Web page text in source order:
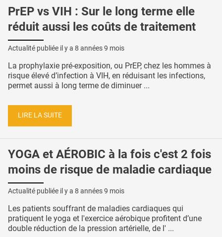
PrEP vs VIH : Sur le long terme elle
réduit aussi les coûts de traitement
Actualité publiée il y a 8 années 9 mois
La prophylaxie pré-exposition, ou PrEP, chez les hommes à
risque élevé d’infection à VIH, en réduisant les infections,
permet aussi à long terme de diminuer ...
LIRE LA SUITE
YOGA et AÉROBIC à la fois c'est 2 fois
moins de risque de maladie cardiaque
Actualité publiée il y a 8 années 9 mois
Les patients souffrant de maladies cardiaques qui
pratiquent le yoga et l'exercice aérobique profitent d’une
double réduction de la pression artérielle, de l' ...